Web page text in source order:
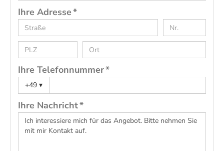
Ihre Adresse *
Ihre Telefonnummer *
+49 ▾
Ihre Nachricht *